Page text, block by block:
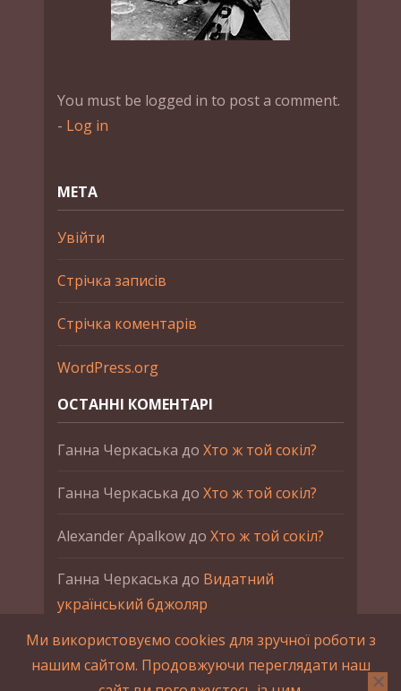
You must be logged in to post a comment.
- Log in
МЕТА
Увійти
Стрічка записів
Стрічка коментарів
WordPress.org
ОСТАННІ КОМЕНТАРІ
Ганна Черкаська до Хто ж той сокіл?
Ганна Черкаська до Хто ж той сокіл?
Alexander Apalkowдо Хто ж той сокіл?
Ганна Черкаська до Видатний
український бджоляр
Ганна ЧеркаськадоПетро Франко
Ми використовуємо cookies для зручної роботи з
нашим сайтом. Продовжуючи переглядати наш